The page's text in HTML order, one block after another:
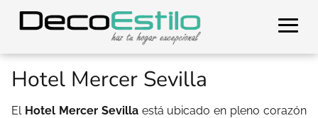
Hotel Mercer Sevilla
El Hotel Mercer Sevillaestá ubicado en pleno corazón